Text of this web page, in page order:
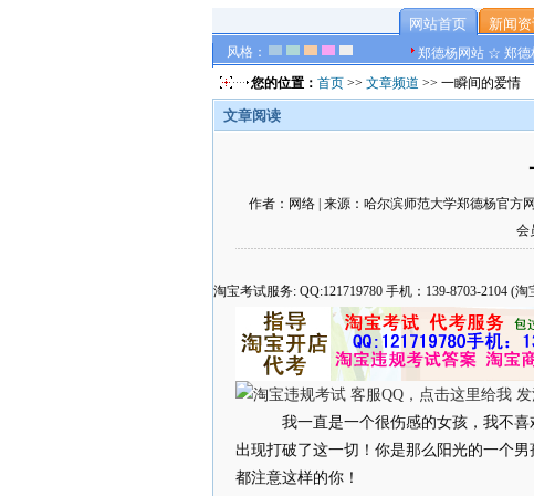
风格：
网站首页 新闻
郑德杨网站 ☆ 郑德
您的位置： 首页 >> 文章频道 >> 一瞬间的爱情
文章阅读
作者：网络 | 来源：哈尔滨师范大学郑德杨官方
会
淘宝考试服务: QQ:121719780 手机：139-8703-2104 (
我一直是一个很伤感的女孩，我不喜
出现打破了这一切！你是那么阳光的一个
都注意这样的你！